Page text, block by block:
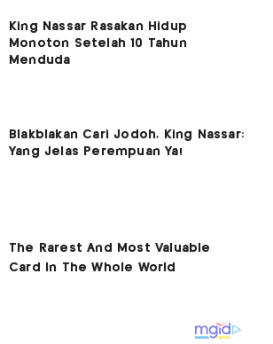
King Nassar Rasakan Hidup
Monoton Setelah 10 Tahun
Menduda
Blakblakan Cari Jodoh, King Nassar:
Yang Jelas Perempuan Ya!